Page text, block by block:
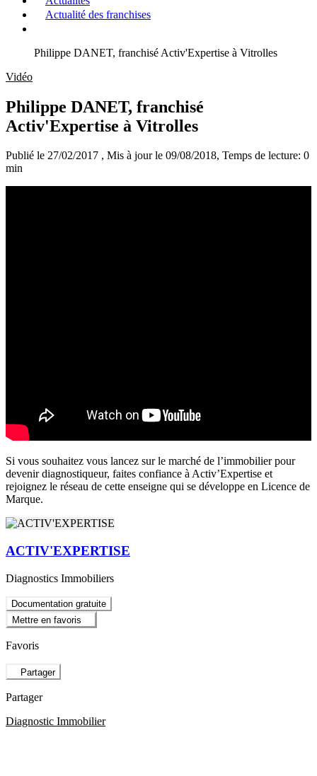
Actualité des franchises
Philippe DANET, franchisé Activ'Expertise à Vitrolles
Vidéo
Philippe DANET, franchisé
Activ'Expertise à Vitrolles
Publié le 27/02/2017 , Mis à jour le 09/08/2018, Temps de lecture: 0
min
Si vous souhaitez vous lancez sur le marché de l’immobilier pour
devenir diagnostiqueur, faites confiance à Activ’Expertise et
rejoignez le réseau de cette enseigne qui se développe en Licence de
Marque.
ACTIV'EXPERTISE
Diagnostics Immobiliers
Documentation gratuite
Mettre en favoris
Favoris
Partager
Partager
Diagnostic Immobilier